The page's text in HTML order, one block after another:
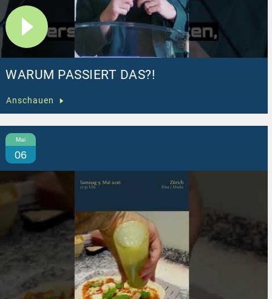
WARUM PASSIERT DAS?!
Anschauen
Mai
06